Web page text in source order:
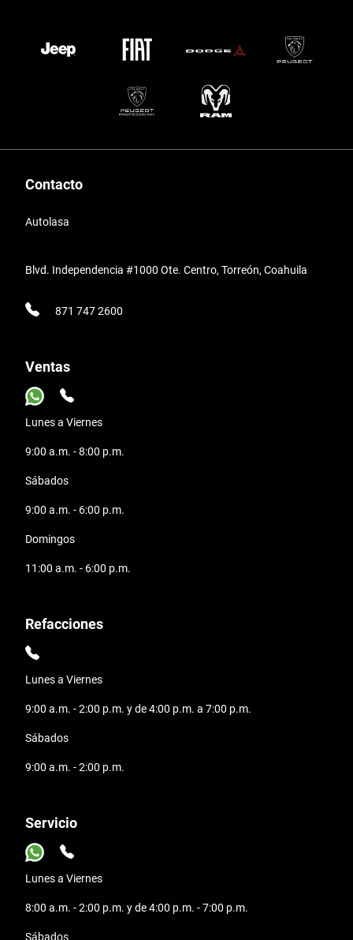
Contacto
Autolasa
Blvd. Independencia #1000 Ote. Centro, Torreón, Coahuila
871 747 2600
Ventas
Lunes a Viernes
9:00 a.m. - 8:00 p.m.
Sábados
9:00 a.m. - 6:00 p.m.
Domingos
11:00 a.m. - 6:00 p.m.
Refacciones
Lunes a Viernes
9:00 a.m. - 2:00 p.m. y de 4:00 p.m. a 7:00 p.m.
Sábados
9:00 a.m. - 2:00 p.m.
Servicio
Lunes a Viernes
8:00 a.m. - 2:00 p.m. y de 4:00 p.m. - 7:00 p.m.
Sábados